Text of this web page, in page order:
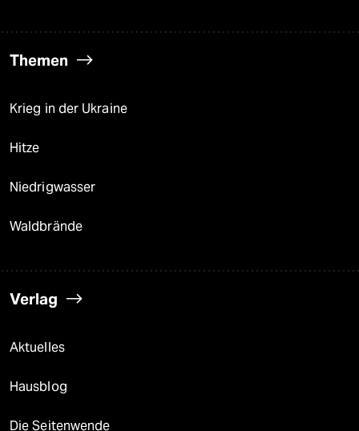
Themen
Krieg in der Ukraine
Hitze
Niedrigwasser
Waldbrände
Verlag
Aktuelles
Hausblog
Die Seitenwende